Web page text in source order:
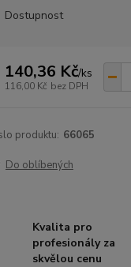
Dostupnost
140,36 Kč/ks
116,00 Kč bez DPH
produktu: 66065
Do oblíbených
Kvalita pro
profesionály za
skvělou cenu